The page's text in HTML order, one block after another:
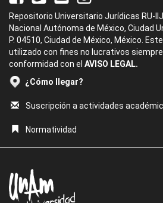
Repositorio Universitario Jurídicas RU-
Nacional Autónoma de México, Ciudad
P. 04510, Ciudad de México, México.
utilizado con fines no lucrativos
conformidad con el AVISO LEGAL.
¿Cómo llegar?
Suscripción a actividades
Normatividad